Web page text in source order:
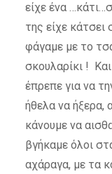
είχε ένα
της είχε
φάγαμε με το
σκουλαρίκι !
έπρεπε για να
ήθελα να
κάνουμε να
βγήκαμε όλοι
αχάραγα, με τα